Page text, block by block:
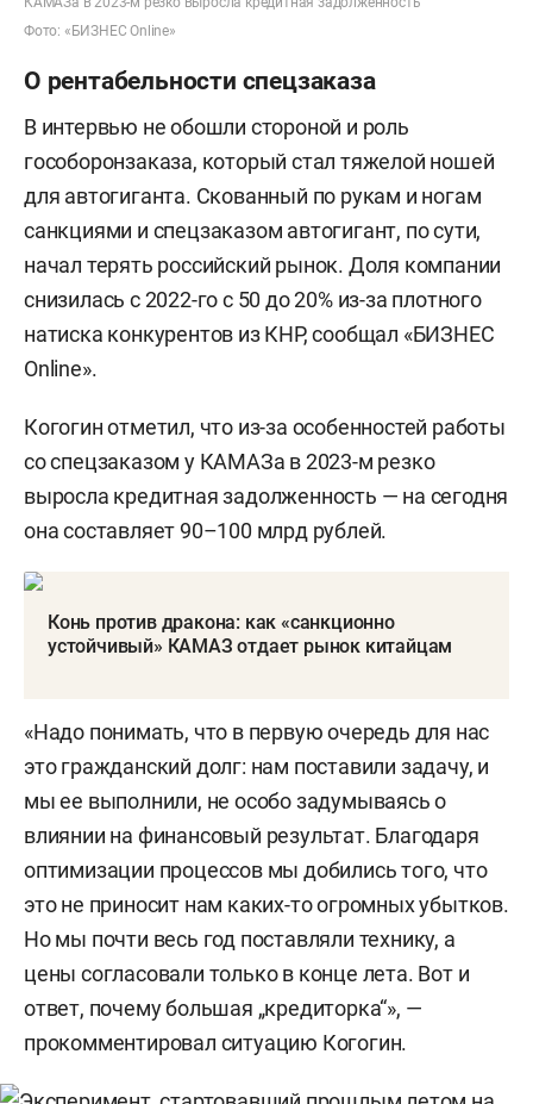
Фото: «БИЗНЕС Online»
О рентабельности спецзаказа
В интервью не обошли стороной и роль
гособоронзаказа, который стал тяжелой ношей
для автогиганта. Скованный по рукам и ногам
санкциями и спецзаказом автогигант, по сути,
начал терять российский рынок. Доля компании
снизилась с 2022-го с 50 до 20% из-за плотного
натиска конкурентов из КНР, сообщал «БИЗНЕС
Online».
Когогин отметил, что из-за особенностей работы
со спецзаказом у КАМАЗа в 2023-м резко
выросла кредитная задолженность — на сегодня
она составляет 90–100 млрд рублей.
Конь против дракона: как «санкционно
устойчивый» КАМАЗ отдает рынок китайцам
«Надо понимать, что в первую очередь для нас
это гражданский долг: нам поставили задачу, и
мы ее выполнили, не особо задумываясь о
влиянии на финансовый результат. Благодаря
оптимизации процессов мы добились того, что
это не приносит нам каких-то огромных убытков.
Но мы почти весь год поставляли технику, а
цены согласовали только в конце лета. Вот и
ответ, почему большая „кредиторка“», —
прокомментировал ситуацию Когогин.